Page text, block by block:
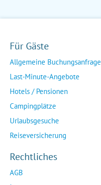
Für Gäste
Allgemeine Buchungsanfrage
Last-Minute-Angebote
Hotels / Pensionen
Campingplätze
Urlaubsgesuche
Reiseversicherung
Rechtliches
AGB